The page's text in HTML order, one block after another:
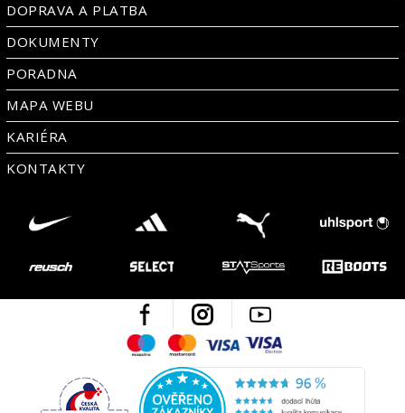
DOPRAVA A PLATBA
DOKUMENTY
PORADNA
MAPA WEBU
KARIÉRA
KONTAKTY
Facebook Instagram
MaestroMastercard
Visa
Česká kvalita